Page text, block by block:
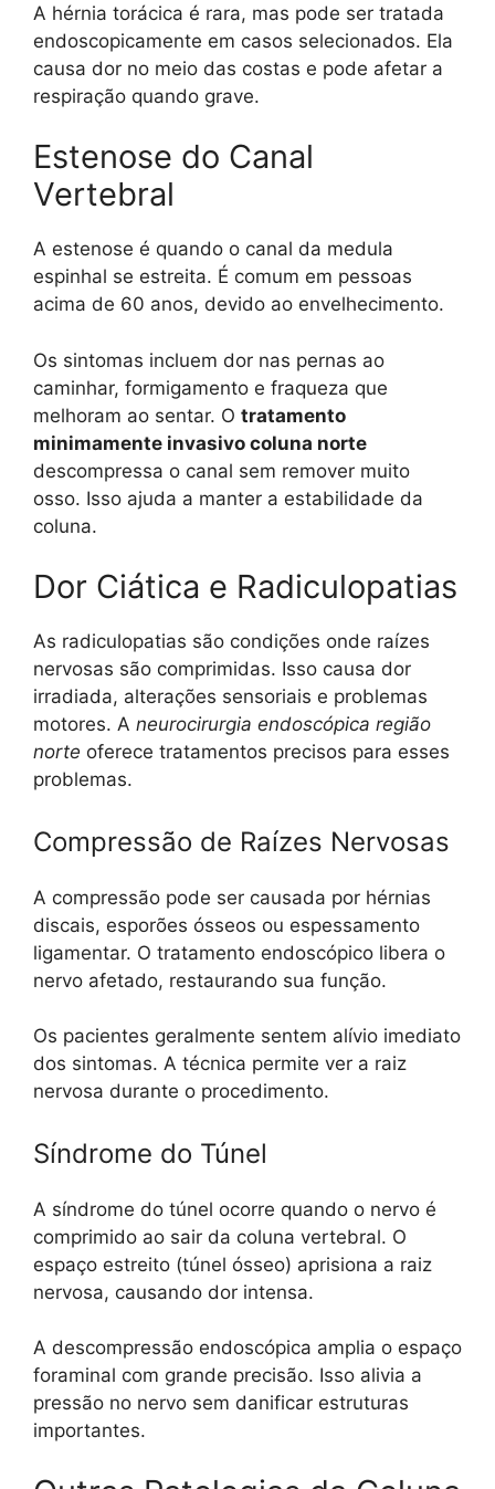
A hérnia torácica é rara, mas pode ser tratada
endoscopicamente em casos selecionados. Ela
causa dor no meio das costas e pode afetar a
respiração quando grave.
Estenose do Canal
Vertebral
A estenose é quando o canal da medula
espinhal se estreita. É comum em pessoas
acima de 60 anos, devido ao envelhecimento.
Os sintomas incluem dor nas pernas ao
caminhar, formigamento e fraqueza que
melhoram ao sentar. O tratamento
minimamente invasivo coluna norte
descompressa o canal sem remover muito
osso. Isso ajuda a manter a estabilidade da
coluna.
Dor Ciática e Radiculopatias
As radiculopatias são condições onde raízes
nervosas são comprimidas. Isso causa dor
irradiada, alterações sensoriais e problemas
motores. A neurocirurgia endoscópica região
norte oferece tratamentos precisos para esses
problemas.
Compressão de Raízes Nervosas
A compressão pode ser causada por hérnias
discais, esporões ósseos ou espessamento
ligamentar. O tratamento endoscópico libera o
nervo afetado, restaurando sua função.
Os pacientes geralmente sentem alívio imediato
dos sintomas. A técnica permite ver a raiz
nervosa durante o procedimento.
Síndrome do Túnel
A síndrome do túnel ocorre quando o nervo é
comprimido ao sair da coluna vertebral. O
espaço estreito (túnel ósseo) aprisiona a raiz
nervosa, causando dor intensa.
A descompressão endoscópica amplia o espaço
foraminal com grande precisão. Isso alivia a
pressão no nervo sem danificar estruturas
importantes.